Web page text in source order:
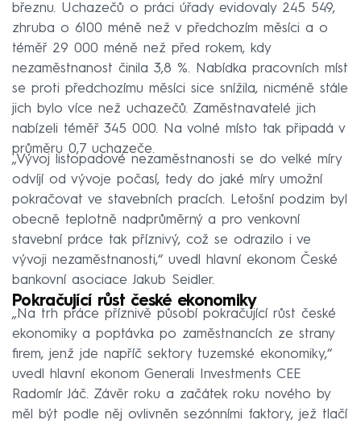
březnu. Uchazečů o práci úřady evidovaly 245 549,
zhruba o 6100 méně než v předchozím měsíci a o
téměř 29 000 méně než před rokem, kdy
nezaměstnanost činila 3,8 %. Nabídka pracovních míst
se proti předchozímu měsíci sice snížila, nicméně stále
jich bylo více než uchazečů. Zaměstnavatelé jich
nabízeli téměř 345 000. Na volné místo tak připadá v
průměru 0,7 uchazeče.
„Vývoj listopadové nezaměstnanosti se do velké míry
odvíjí od vývoje počasí, tedy do jaké míry umožní
pokračovat ve stavebních pracích. Letošní podzim byl
obecně teplotně nadprůměrný a pro venkovní
stavební práce tak příznivý, což se odrazilo i ve
vývoji nezaměstnanosti,“ uvedl hlavní ekonom České
bankovní asociace Jakub Seidler.
Pokračující růst české ekonomiky
„Na trh práce příznivě působí pokračující růst české
ekonomiky a poptávka po zaměstnancích ze strany
firem, jenž jde napříč sektory tuzemské ekonomiky,“
uvedl hlavní ekonom Generali Investments CEE
Radomír Jáč. Závěr roku a začátek roku nového by
měl být podle něj ovlivněn sezónními faktory, jež tlačí